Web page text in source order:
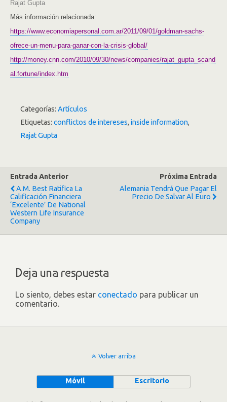
Rajat Gupta
Más información relacionada:
https://www.economiapersonal.com.ar/2011/09/01/goldman-sachs-
ofrece-un-menu-para-ganar-con-la-crisis-global/
http://money.cnn.com/2010/09/30/news/companies/rajat_gupta_scand
al.fortune/index.htm
Categorías: Artículos
Etiquetas: conflictos de intereses, inside information,
Rajat Gupta
Entrada Anterior
A.M. Best Ratifica La
Calificación Financiera
‘Excelente’ De National
Western Life Insurance
Company
Próxima Entrada
Alemania Tendrá Que Pagar El
Precio De Salvar Al Euro
Deja una respuesta
Lo siento, debes estar conectado para publicar un
comentario.
Volver arriba
Móvil Escritorio